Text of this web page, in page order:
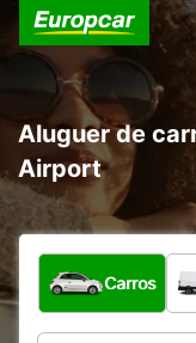
Aluguer de
Airport
Que tipo de
Carros